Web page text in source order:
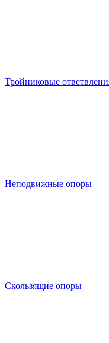
Тройниковые
Неподвижные опоры
Скользящие опоры